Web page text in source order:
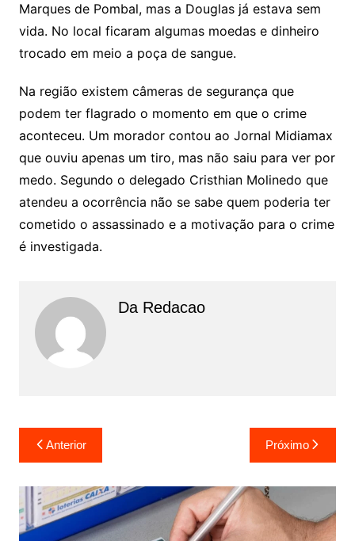
Marques de Pombal, mas a Douglas já estava sem
vida. No local ficaram algumas moedas e dinheiro
trocado em meio a poça de sangue.
Na região existem câmeras de segurança que
podem ter flagrado o momento em que o crime
aconteceu. Um morador contou ao Jornal Midiamax
que ouviu apenas um tiro, mas não saiu para ver por
medo. Segundo o delegado Cristhian Molinedo que
atendeu a ocorrência não se sabe quem poderia ter
cometido o assassinado e a motivação para o crime
é investigada.
Da Redacao
Navegação
de
Post
Anterior Próximo